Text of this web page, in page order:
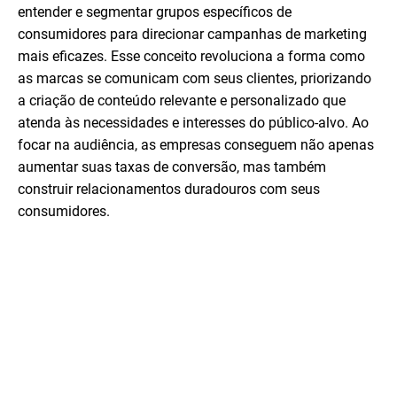
entender e segmentar grupos específicos de
consumidores para direcionar campanhas de marketing
mais eficazes. Esse conceito revoluciona a forma como
as marcas se comunicam com seus clientes, priorizando
a criação de conteúdo relevante e personalizado que
atenda às necessidades e interesses do público-alvo. Ao
focar na audiência, as empresas conseguem não apenas
aumentar suas taxas de conversão, mas também
construir relacionamentos duradouros com seus
consumidores.